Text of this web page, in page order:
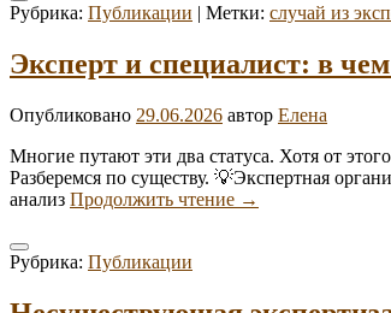
Рубрика: Публикации | Метки: случай из
Эксперт и специалист: в
Опубликовано 29.06.2026 автор Елена
Многие путают эти два статуса. Хотя от
Разберемся по существу. 💡Экспертная
анализ Продолжить чтение Эксперт
разница
→
Рубрика: Публикации